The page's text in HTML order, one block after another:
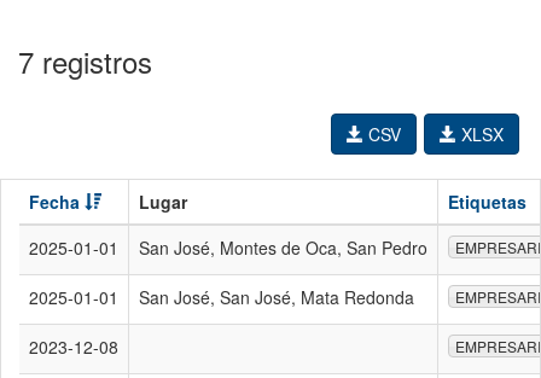
7 registros
XLSX
CSV
Fecha Lugar
Etiquetas
2025-01-01
San José, Montes de Oca, San Pedro
2025-01-01 San José, San José, Mata Redonda
2023-12-08